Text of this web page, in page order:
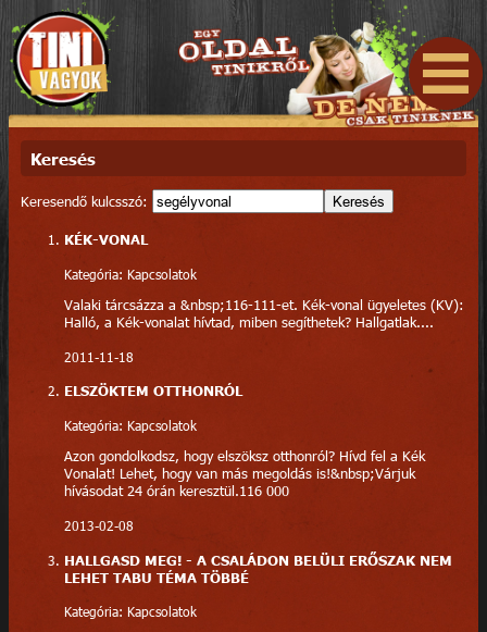
Keresés
Keresendő kulcsszó: Keresés
KÉK-VONAL
Kategória: Kapcsolatok
Valaki tárcsázza a &nbsp;116-111-et. Kék-vonal ügyeletes (KV):
Halló, a Kék-vonalat hívtad, miben segíthetek? Hallgatlak....
2011-11-18
ELSZÖKTEM OTTHONRÓL
Kategória: Kapcsolatok
Azon gondolkodsz, hogy elszöksz otthonról? Hívd fel a Kék
Vonalat! Lehet, hogy van más megoldás is!&nbsp;Várjuk
hívásodat 24 órán keresztül.116 000
2013-02-08
HALLGASD MEG! - A CSALÁDON BELÜLI ERŐSZAK NEM
LEHET TABU TÉMA TÖBBÉ
Kategória: Kapcsolatok